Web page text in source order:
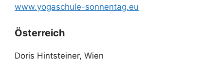
www.yogaschule-sonnentag.eu
Österreich
Doris Hintsteiner, Wien